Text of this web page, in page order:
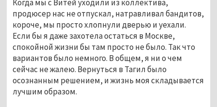
Когда мы с Витей уходили из коллектива,
продюсер нас не отпускал, натравливал бандитов,
короче, мы просто хлопнули дверью и уехали.
Если бы я даже захотела остаться в Москве,
спокойной жизни бы там просто не было. Так что
вариантов было немного. В общем, я ни о чем
сейчас не жалею. Вернуться в Тагил было
осознанным решением, и жизнь моя складывается
лучшим образом.